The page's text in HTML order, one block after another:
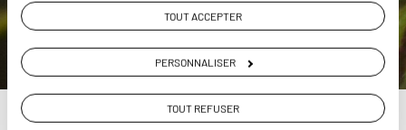
TOUT ACCEPTER
PERSONNALISER
TOUT REFUSER
ou
Construisez votre voyage avec un spécialiste
Madagascar
01 86 95 65 34